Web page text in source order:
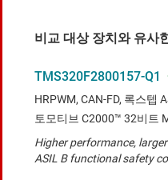
비교 대상 장치와 유사
TMS320F2800157-Q1
HRPWM, CAN-FD, 록스텝
토모티브 C2000™ 32비트
Higher performance,
ASIL B functional safety